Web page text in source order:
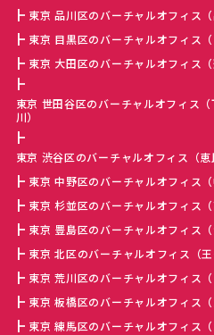
東京 品川区のバーチャルオフィス（
東京 目黒区のバーチャルオフィス
東京 大田区のバーチャルオフィス
東京 世田谷区のバーチャルオフィス
川）
東京 渋谷区のバーチャルオフィス（
東京 中野区のバーチャルオフィス（
東京 杉並区のバーチャルオフィス
東京 豊島区のバーチャルオフィス（
東京 北区のバーチャルオフィス（
東京 荒川区のバーチャルオフィス
東京 板橋区のバーチャルオフィス
東京 練馬区のバーチャルオフィス